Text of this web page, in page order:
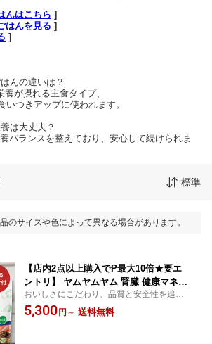
んはこちら ]
はんを見る ]
]
んの違いは？
が摂れる主食タイプ、
いつきアップに使われます。
は大丈夫？
バランスを整えており、安心して続けられま
標準
のサイズや色によって異なる場合があります。
【店内2点以上購入でP最大10倍★要エ
ントリ】 ヤムヤムヤム 腎臓 健康マネジ
メント腎臓 1.3kg ヤムヤムヤム 犬 ドッ
クフード 無添加 国産 鶏肉 食いつき 小
おいしさにこだわり、品質と安全性を追求
して作られた初期の慢性腎臓病の愛犬のた
めのサポート食です。
5,300 円 ～ 送料無料